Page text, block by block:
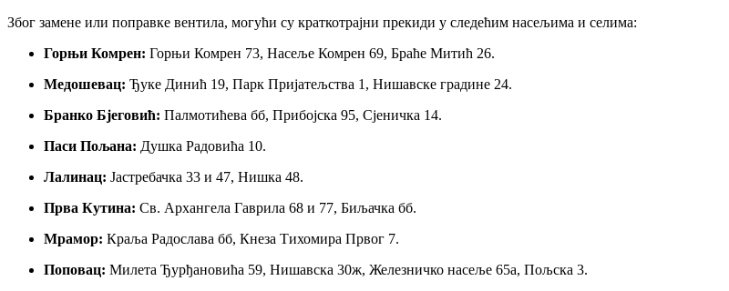
Због замене или поправке вентила, могући су краткотрајни прекиди у следећим насељима и селима:
Горњи Комрен: Горњи Комрен 73, Насеље Комрен 69, Браће Митић 26.
Медошевац: Ђуке Динић 19, Парк Пријатељства 1, Нишавске градине 24.
Бранко Бјеговић: Палмотићева бб, Прибојска 95, Сјеничка 14.
Паси Пољана: Душка Радовића 10.
Лалинац: Јастребачка 33 и 47, Нишка 48.
Прва Кутина: Св. Архангела Гаврила 68 и 77, Биљачка бб.
Мрамор: Краља Радослава бб, Кнеза Тихомира Првог 7.
Поповац: Милета Ђурђановића 59, Нишавска 30ж, Железничко насеље 65а, Пољска 3.